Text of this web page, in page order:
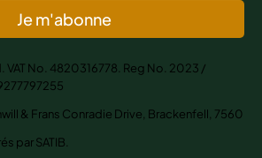
Je m'abonne
VAT No. 4820316778. Reg No. 2023 /
& Frans Conradie Drive, Brackenfell, 7560
par SATIB.